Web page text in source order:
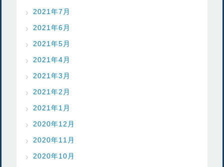
2021年7月
2021年6月
2021年5月
2021年4月
2021年3月
2021年2月
2021年1月
2020年12月
2020年11月
2020年10月